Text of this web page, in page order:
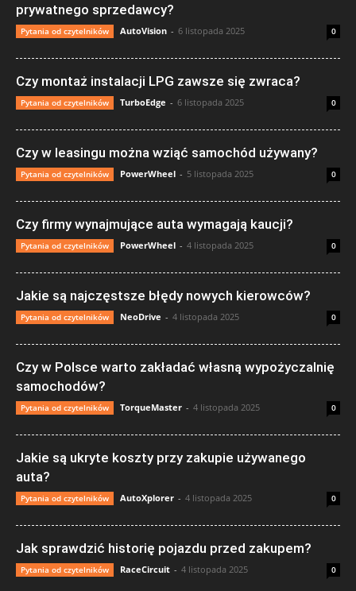
prywatnego sprzedawcy?
Pytania od czytelników AutoVision - 6 listopada 2025 0
Czy montaż instalacji LPG zawsze się zwraca?
Pytania od czytelników TurboEdge - 6 listopada 2025 0
Czy w leasingu można wziąć samochód używany?
Pytania od czytelników PowerWheel - 5 listopada 2025 0
Czy firmy wynajmujące auta wymagają kaucji?
Pytania od czytelników PowerWheel - 4 listopada 2025 0
Jakie są najczęstsze błędy nowych kierowców?
Pytania od czytelników NeoDrive - 4 listopada 2025 0
Czy w Polsce warto zakładać własną wypożyczalnię
samochodów?
Pytania od czytelników TorqueMaster - 4 listopada 2025 0
Jakie są ukryte koszty przy zakupie używanego
auta?
Pytania od czytelników AutoXplorer - 4 listopada 2025 0
Jak sprawdzić historię pojazdu przed zakupem?
Pytania od czytelników RaceCircuit - 4 listopada 2025 0